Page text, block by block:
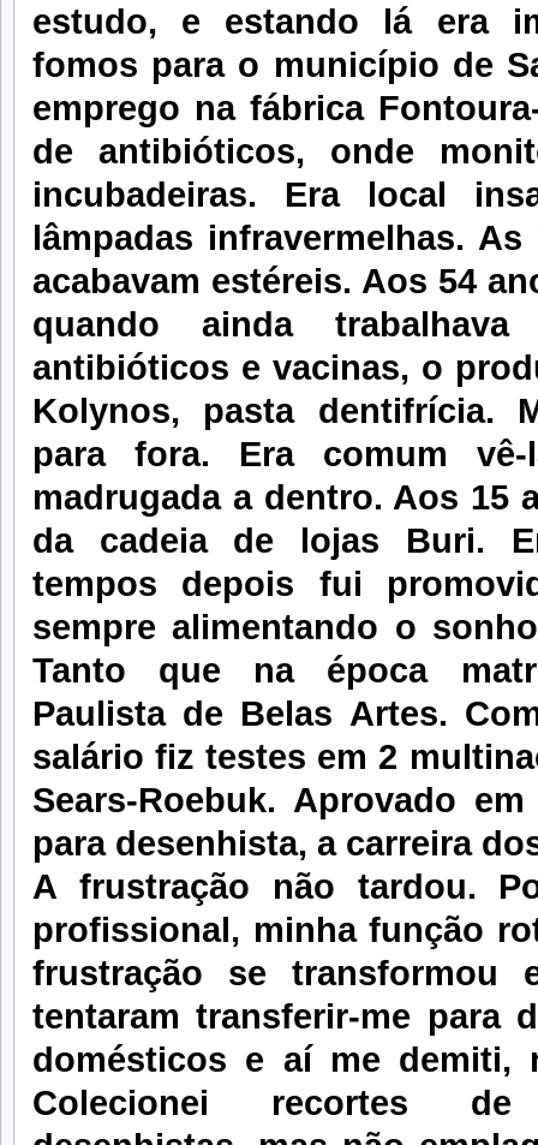
estudo, e estando lá era
fomos para o município de
emprego na fábrica
de antibióticos, onde
incubadeiras. Era local
lâmpadas infravermelhas.
acabavam estéreis. Aos 54
quando ainda
antibióticos e vacinas, o
Kolynos, pasta dentifrícia.
para fora. Era comum
madrugada a dentro. Aos 15
da cadeia de lojas Buri.
tempos depois fui
sempre alimentando o
Tanto que na época
Paulista de Belas Artes.
salário fiz testes em 2
Sears-Roebuk. Aprovado
para desenhista, a carreira
A frustração não tardou.
profissional, minha função
frustração se transformou
tentaram transferir-me para
domésticos e aí me demiti,
Colecionei recortes de